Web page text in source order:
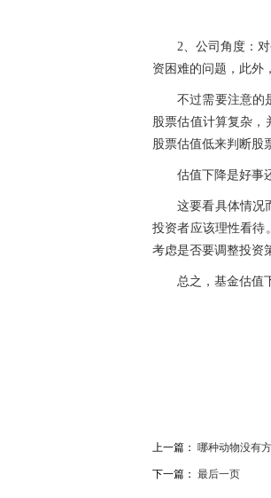
2、公司角度：对
资困难的问题，此外
不过需要注意的
股票估值计算复杂，
股票估值低来判断股
估值下降是好事
这要看具体情况
投资者应该理性看待
考虑是否要调整投资
总之， 基金估值
上一篇： 哪种动物没有
下一篇： 最后一页